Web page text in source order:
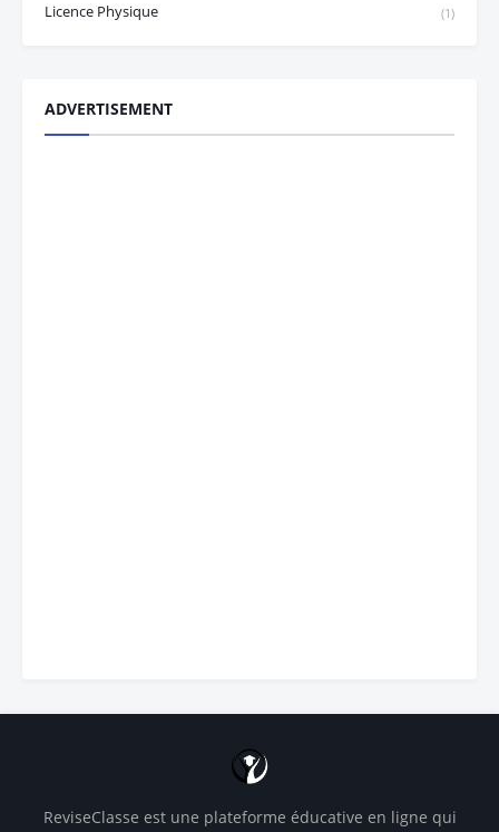
Licence Physique (1)
ADVERTISEMENT
ReviseClasse est une plateforme éducative en ligne qui